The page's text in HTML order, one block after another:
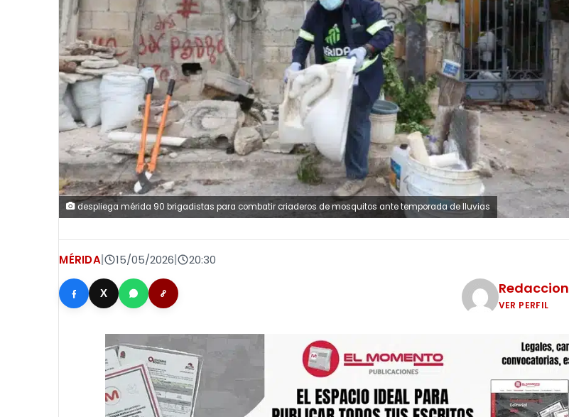
despliega mérida 90 brigadistas para combatir criaderos de mosquitos ante temporada de lluvias
MÉRIDA| 15/05/2026| 20:30
X Redaccion
VER PERFIL